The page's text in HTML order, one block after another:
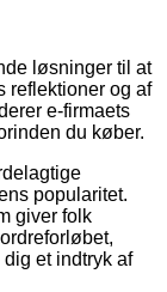
løsninger til at
reflektioner og af
e-firmaets
du køber.
popularitet.
giver folk
et indtryk af